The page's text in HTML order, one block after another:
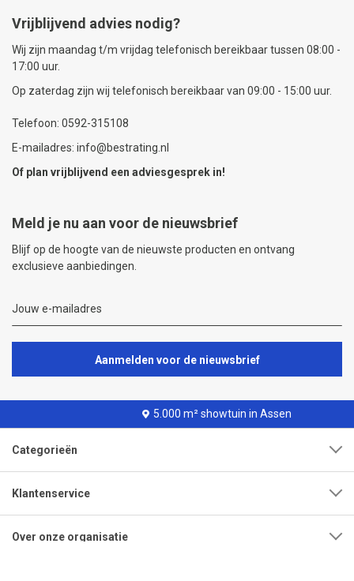
Vrijblijvend advies nodig?
Wij zijn maandag t/m vrijdag telefonisch bereikbaar tussen 08:00 -
17:00 uur.
Op zaterdag zijn wij telefonisch bereikbaar van 09:00 - 15:00 uur.
Telefoon: 0592-315108
E-mailadres: info@bestrating.nl
Of plan vrijblijvend een adviesgesprek in!
Meld je nu aan voor de nieuwsbrief
Blijf op de hoogte van de nieuwste producten en ontvang
exclusieve aanbiedingen.
Aanmelden voor de nieuwsbrief
5.000 m² showtuin in Assen
Categorieën
Klantenservice
Over onze organisatie